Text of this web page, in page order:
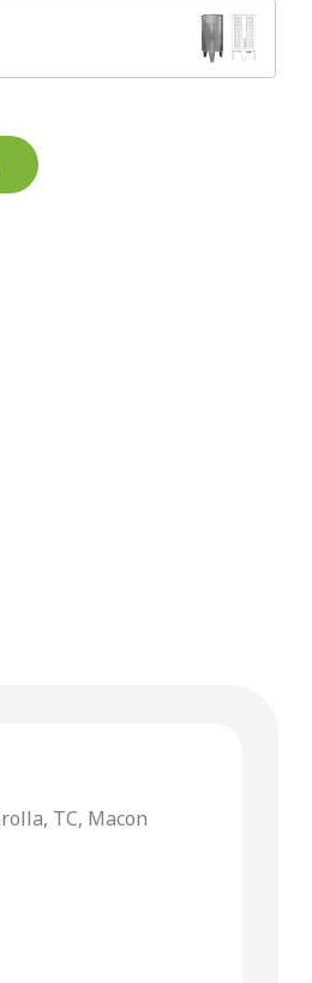
TC, Macon